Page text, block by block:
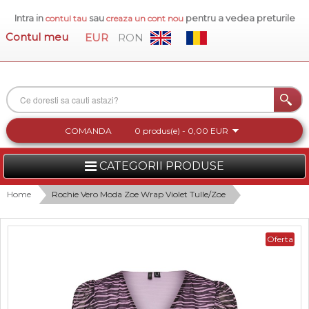
Intra in contul tausau creaza un cont nou pentru a vedea preturile
Contul meu EUR RON
COMANDA 0 produs(e) - 0,00 EUR
CATEGORII PRODUSE
FEMEI
BARBATI
ACCESORII DAMA
Home Rochie Vero Moda Zoe Wrap Violet Tulle/Zoe
Oferta